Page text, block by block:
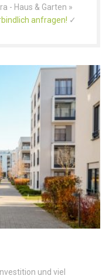
- Haus & Garten »
anfragen! ✓
und viel